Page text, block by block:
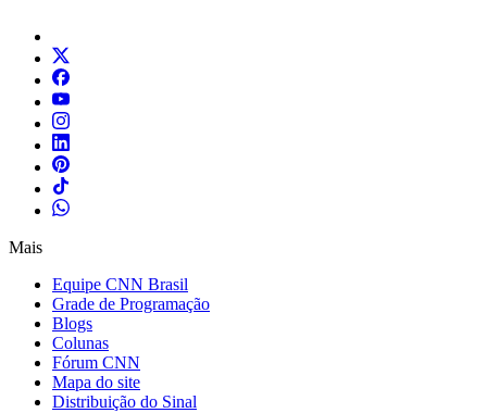
Mais
Equipe CNN Brasil
Grade de Programação
Blogs
Colunas
Fórum CNN
Mapa do site
Distribuição do Sinal